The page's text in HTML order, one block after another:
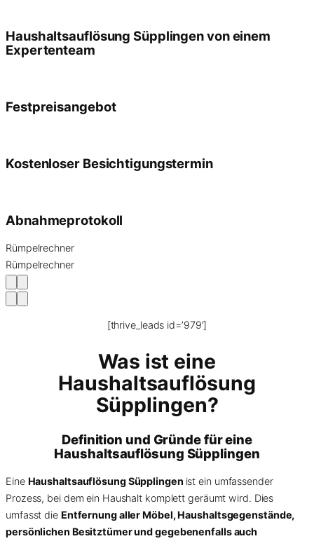
Haushaltsauflösung Süpplingen von einem
Expertenteam
Festpreisangebot
Kostenloser Besichtigungstermin
Abnahmeprotokoll
Rümpelrechner
Rümpelrechner
[thrive_leads id=’979′]
Was ist eine
Haushaltsauflösung
Süpplingen?
Definition und Gründe für eine
Haushaltsauflösung Süpplingen
Eine Haushaltsauflösung Süpplingen ist ein umfassender
Prozess, bei dem ein Haushalt komplett geräumt wird. Dies
umfasst die Entfernung aller Möbel, Haushaltsgegenstände,
persönlichen Besitztümer und gegebenenfalls auch